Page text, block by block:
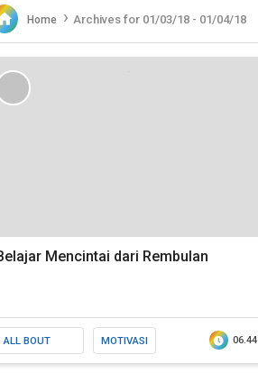
Home › Archives for 01/03/18 - 01/04/18
Mencintai dari Rembulan
ALL BOUT
LOVE
MOTIVASI 06.44